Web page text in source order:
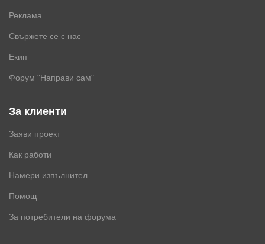
Реклама
Свържете се с нас
Екип
Форум "Направи сам"
За клиенти
Заяви проект
Как работи
Намери изпълнител
Помощ
За потребители на форума